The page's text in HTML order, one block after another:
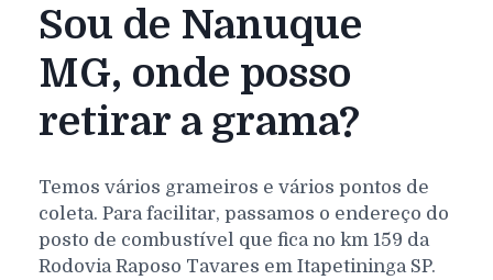
Sou de Nanuque
MG, onde posso
retirar a grama?
Temos vários grameiros e vários pontos de
coleta. Para facilitar, passamos o endereço do
posto de combustível que fica no km 159 da
Rodovia Raposo Tavares em Itapetininga SP.